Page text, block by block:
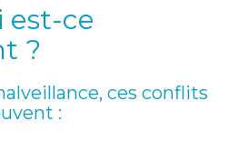
est-ce
?
ces conflits
: